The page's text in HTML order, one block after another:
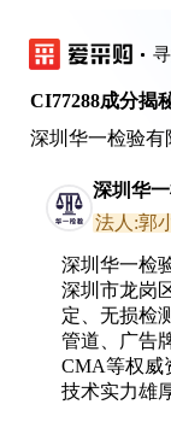
CI77288成分揭
深圳华一检验有
深圳华
法人:郭
深圳华一检
深圳市龙岗
定、无损检
管道、广告
CMA等权威
技术实力雄